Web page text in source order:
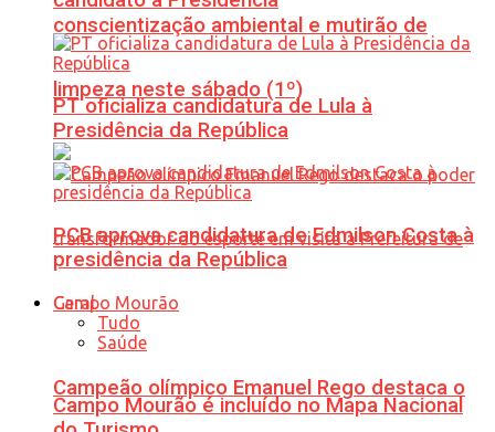
conscientização ambiental e mutirão de
limpeza neste sábado (1º)
Campeão olímpico Emanuel Rego destaca o
PT oficializa candidatura de Lula à
Presidência da República
PCB aprova candidatura de Edmilson Costa à
presidência da República
Geral
Tudo
Saúde
Campo Mourão é incluído no Mapa Nacional